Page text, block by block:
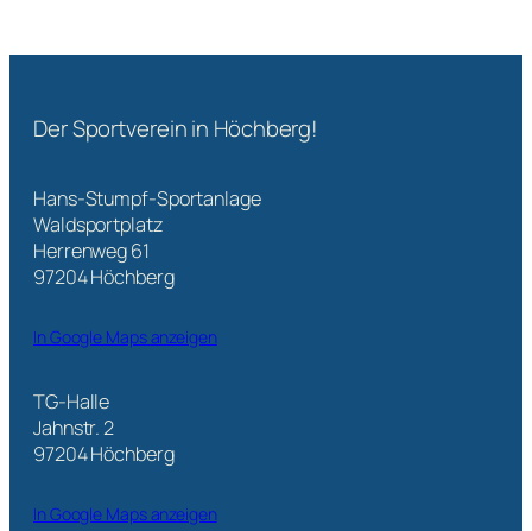
Der Sportverein in Höchberg!
Hans-Stumpf-Sportanlage
Waldsportplatz
Herrenweg 61
97204 Höchberg
In Google Maps anzeigen
TG-Halle
Jahnstr. 2
97204 Höchberg
In Google Maps anzeigen